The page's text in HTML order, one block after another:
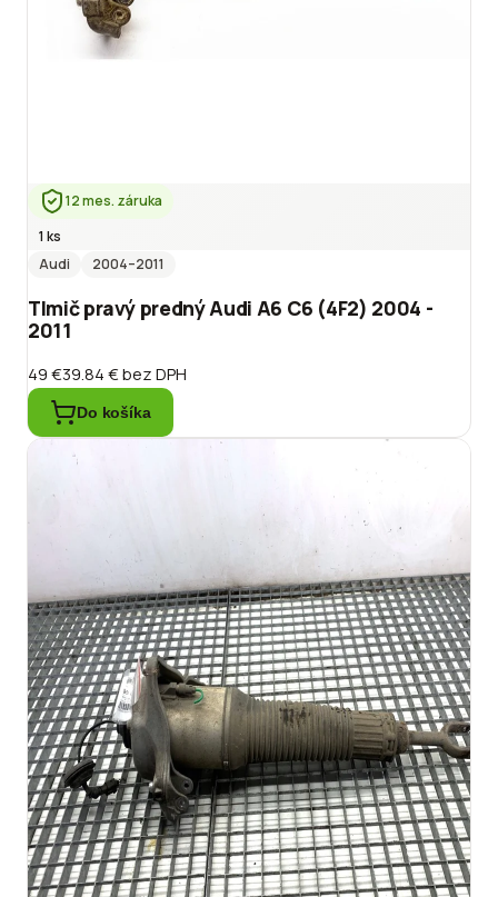
12 mes. záruka
1 ks
Audi
2004–2011
Tlmič pravý predný Audi A6 C6 (4F2) 2004 -
2011
49 €39.84 €bez DPH
Do košíka